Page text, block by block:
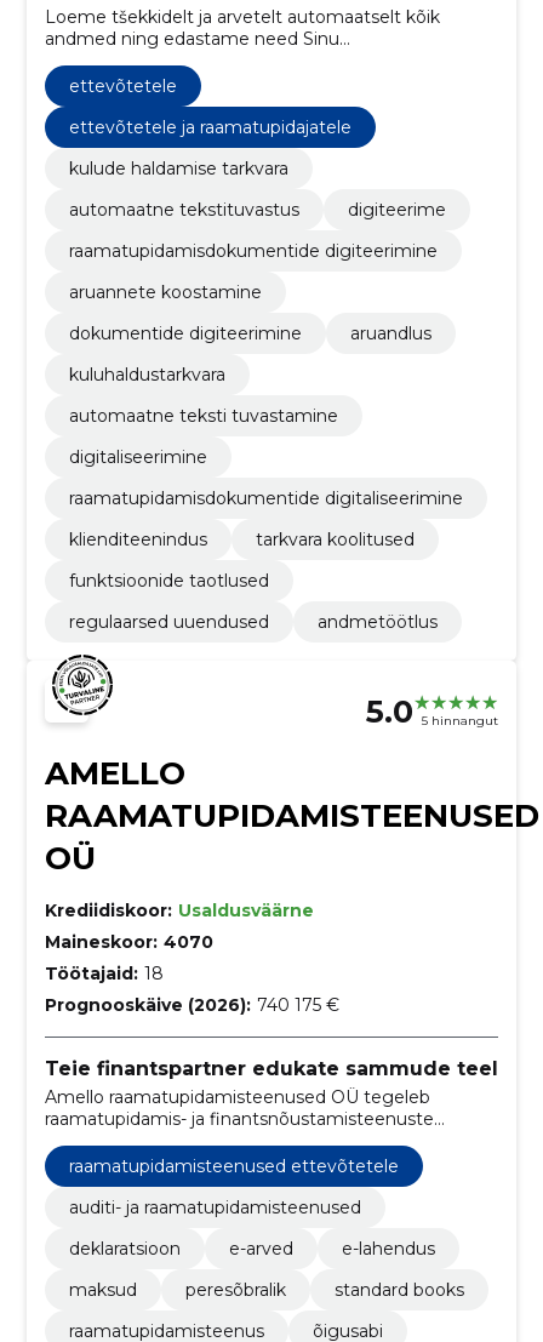
Loeme tšekkidelt ja arvetelt automaatselt kõik
andmed ning edastame need Sinu
ettevõtetele
ettevõtetele ja raamatupidajatele
kulude haldamise tarkvara
automaatne tekstituvastus
digiteerime
raamatupidamisdokumentide digiteerimine
aruannete koostamine
dokumentide digiteerimine
aruandlus
kuluhaldustarkvara
automaatne teksti tuvastamine
digitaliseerimine
raamatupidamisdokumentide digitaliseerimine
klienditeenindus
tarkvara koolitused
funktsioonide taotlused
regulaarsed uuendused
andmetöötlus
5.0 5 hinnangut
AMELLO
RAAMATUPIDAMISTEENUSED
OÜ
Krediidiskoor: Usaldusväärne
Maineskoor: 4070
Töötajaid: 18
Prognooskäive (2026): 740 175 €
Teie finantspartner edukate sammude teel
Amello raamatupidamisteenused OÜ tegeleb
raamatupidamis- ja finantsnõustamisteenuste
pakkumisega, aidates klientidel hoida oma
finantsasjad korras ja tulemuslikult toimida.
raamatupidamisteenused ettevõtetele
auditi- ja raamatupidamisteenused
deklaratsioon
e-arved
e-lahendus
maksud
peresõbralik
standard books
raamatupidamisteenus
õigusabi